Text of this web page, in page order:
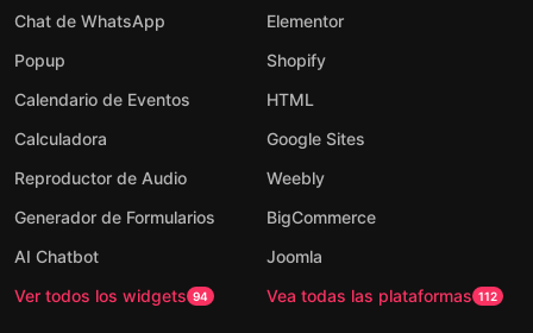
Chat de WhatsApp
Popup
Calendario de Eventos
Calculadora
Reproductor de Audio
Generador de Formularios
AI Chatbot
Ver todos los widgets 94
Elementor
Shopify
HTML
Google Sites
Weebly
BigCommerce
Joomla
Vea todas las plataformas 112